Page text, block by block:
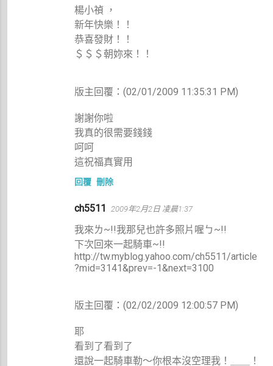
楊小禎 ，
新年快樂！！
恭喜發財！！
＄＄＄朝妳來！！
版主回覆：(02/01/2009 11:35:31 PM)
謝謝你啦
我真的很需要錢錢
呵呵
這祝福真實用
回覆 刪除
ch5511 2009年2月2日 凌晨1:37
我來ㄌ~!!我那兒也許多照片喔ㄅ~!!
下次回來一起騎車~!!
http://tw.myblog.yahoo.com/ch5511/article
?mid=3141&prev=-1&next=3100
版主回覆：(02/02/2009 12:00:57 PM)
耶
看到了看到了
還說一起騎車勒～你根本沒空理我！＿＿！